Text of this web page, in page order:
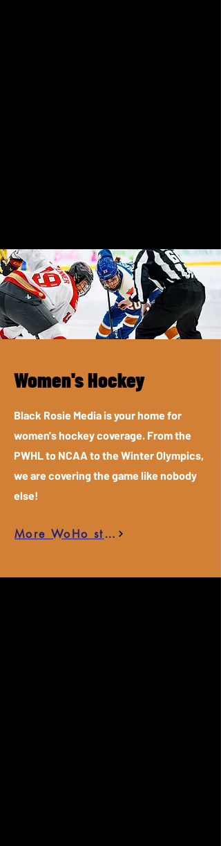
Women's Hockey
Black Rosie Media is your home for
women's hockey coverage. From the
PWHL to NCAA to the Winter Olympics,
we are covering the game like nobody
else!
More WoHo stories